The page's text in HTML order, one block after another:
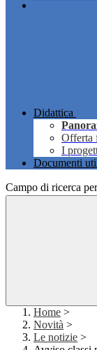
Didattica
Offerta
I
Documenti
Campo di ricerca
Home >
Novità >
Le notizie >